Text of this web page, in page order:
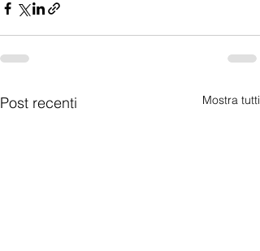
Post recenti Mostra tutti